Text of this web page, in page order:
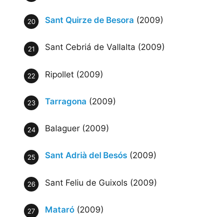
Sant Quirze de Besora (2009)
Sant Cebriá de Vallalta (2009)
Ripollet (2009)
Tarragona (2009)
Balaguer (2009)
Sant Adrià del Besós (2009)
Sant Feliu de Guixols (2009)
Mataró (2009)